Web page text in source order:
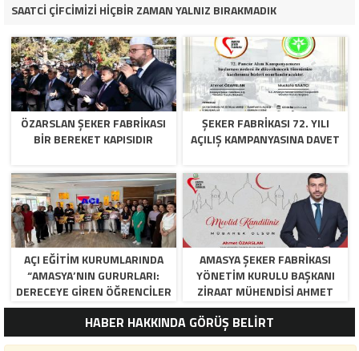
SAATCİ ÇİFCİMİZİ HİÇBİR ZAMAN YALNIZ BIRAKMADIK
ÖZARSLAN ŞEKER FABRİKASI
BİR BEREKET KAPISIDIR
ŞEKER FABRİKASI 72. YILI
AÇILIŞ KAMPANYASINA DAVET
AÇI EĞİTİM KURUMLARINDA
“AMASYA’NIN GURURLARI:
DERECEYE GIREN ÖĞRENCILER
İÇIN ANLAMLI TÖREN”
AMASYA ŞEKER FABRIKASI
YÖNETIM KURULU BAŞKANI
ZIRAAT MÜHENDISI AHMET
ÖZARSLAN’IN MEVLID KANDILI
MESAJI
HABER HAKKINDA GÖRÜŞ BELİRT